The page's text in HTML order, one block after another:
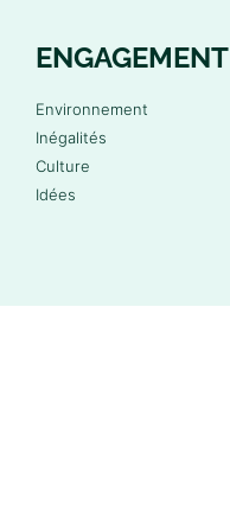
ENGAGEMENT
Environnement
Inégalités
Culture
Idées